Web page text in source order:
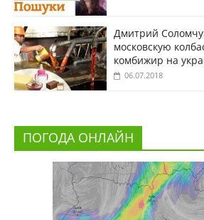
Дмитрий
московскую
комбижир на
06.07.2018
ПОГОДА ОНЛАЙН